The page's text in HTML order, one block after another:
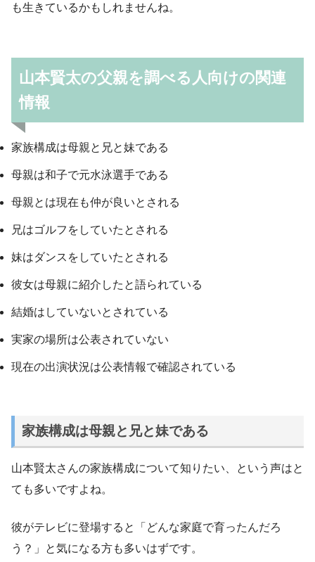
も生きているかもしれませんね。
山本賢太の父親を調べる人向けの関連
情報
家族構成は母親と兄と妹である
母親は和子で元水泳選手である
母親とは現在も仲が良いとされる
兄はゴルフをしていたとされる
妹はダンスをしていたとされる
彼女は母親に紹介したと語られている
結婚はしていないとされている
実家の場所は公表されていない
現在の出演状況は公表情報で確認されている
家族構成は母親と兄と妹である
山本賢太さんの家族構成について知りたい、という声はと
ても多いですよね。
彼がテレビに登場すると「どんな家庭で育ったんだろ
う？」と気になる方も多いはずです。